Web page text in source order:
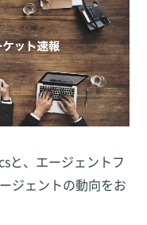
と、エージェントフ
ジェントの動向をお